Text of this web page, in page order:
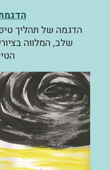
הדגמה של תהליך
שלב, המלווה